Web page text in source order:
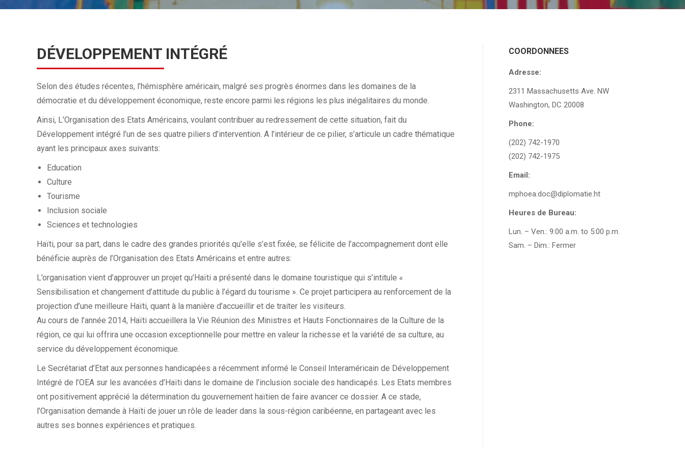
DÉVELOPPEMENT INTÉGRÉ
Selon des études récentes, l’hémisphère américain, malgré ses progrès énormes dans les domaines de la
démocratie et du développement économique, reste encore parmi les régions les plus inégalitaires du monde.
Ainsi, L’Organisation des Etats Américains, voulant contribuer au redressement de cette situation, fait du
Développement intégré l’un de ses quatre piliers d’intervention. A l’intérieur de ce pilier, s’articule un cadre thématique
ayant les principaux axes suivants:
Education
Culture
Tourisme
Inclusion sociale
Sciences et technologies
Haïti, pour sa part, dans le cadre des grandes priorités qu’elle s’est fixée, se félicite de l’accompagnement dont elle
bénéficie auprès de l’Organisation des Etats Américains et entre autres:
L’organisation vient d’approuver un projet qu’Haïti a présenté dans le domaine touristique qui s’intitule «
Sensibilisation et changement d’attitude du public à l’égard du tourisme ». Ce projet participera au renforcement de la
projection d’une meilleure Haïti, quant à la manière d’accueillir et de traiter les visiteurs.
Au cours de l’année 2014, Haïti accueillera la Vie Réunion des Ministres et Hauts Fonctionnaires de la Culture de la
région, ce qui lui offrira une occasion exceptionnelle pour mettre en valeur la richesse et la variété de sa culture, au
service du développement économique.
Le Secrétariat d’Etat aux personnes handicapées a récemment informé le Conseil Interaméricain de Développement
Intégré de l’OEA sur les avancées d’Haïti dans le domaine de l’inclusion sociale des handicapés. Les Etats membres
ont positivement apprécié la détermination du gouvernement haïtien de faire avancer ce dossier. A ce stade,
l’Organisation demande à Haïti de jouer un rôle de leader dans la sous-région caribéenne, en partageant avec les
autres ses bonnes expériences et pratiques.
COORDONNEES
Adresse:
2311 Massachusetts Ave. NW
Washington, DC 20008
Phone:
(202) 742-1970
(202) 742-1975
Email:
mphoea.doc@diplomatie.ht
Heures de Bureau:
Lun. – Ven.: 9:00 a.m. to 5:00 p.m.
Sam. – Dim.: Fermer